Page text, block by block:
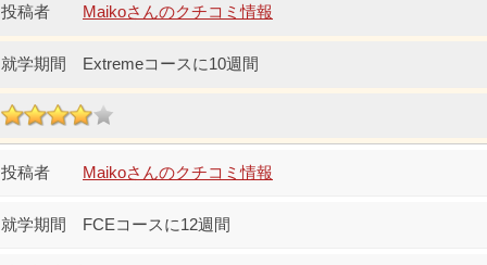
Maikoさんのクチコミ情報
Extremeコースに10週間
Maikoさんのクチコミ情報
FCEコースに12週間